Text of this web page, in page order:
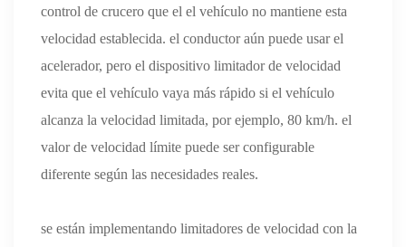
control de crucero que el el vehículo no mantiene esta
velocidad establecida. el conductor aún puede usar el
acelerador, pero el dispositivo limitador de velocidad
evita que el vehículo vaya más rápido si el vehículo
alcanza la velocidad limitada, por ejemplo, 80 km/h. el
valor de velocidad límite puede ser configurable
diferente según las necesidades reales.
se están implementando limitadores de velocidad con la